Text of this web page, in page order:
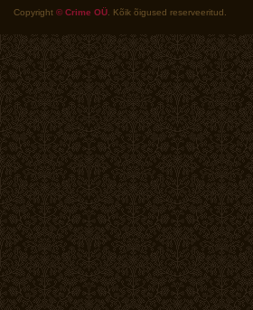
Copyright © Crime OÜ . Kõik õigused reserveeritud.